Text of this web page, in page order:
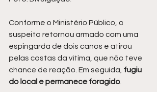
Conforme o Ministério Público, o
suspeito retornou armado com uma
espingarda de dois canos e atirou
pelas costas da vítima, que não teve
chance de reação. Em seguida, fugiu
do local e permanece foragido.